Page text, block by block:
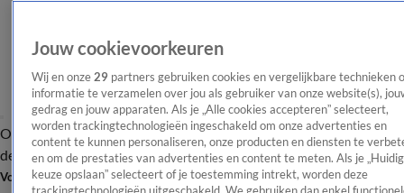
OverzichtAfleveringen Entertainment TV Algemeen
Tip
de redactieNieuwsbrief
Volg Shownieuws
Jouw cookievoorkeuren
Wij en onze 29 partners gebruiken cookies en vergelijkbare technieken
informatie te verzamelen over jou als gebruiker van onze website(s),
gedrag en jouw apparaten. Als je „Alle cookies accepteren” selecteert,
worden trackingtechnologieën ingeschakeld om onze advertenties en
content te kunnen personaliseren, onze producten en diensten te
en om de prestaties van advertenties en content te meten. Als je
keuze opslaan” selecteert of je toestemming intrekt, worden deze